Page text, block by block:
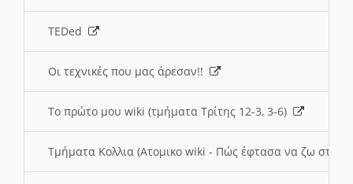
TEDed
Οι τεχνικές που μας άρεσαν!!
Το πρώτο μου wiki (τμήματα Τρίτης 12-3, 3-6)
Τμήματα Κολλια (Ατομικο wiki - Πώς έφτασα να ζω στην